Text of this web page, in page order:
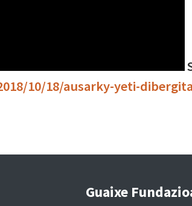
10/18/ausarky-yeti-
Guaixe